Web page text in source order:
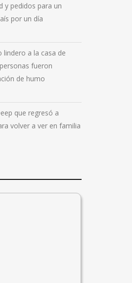
y pedidos para un
por un día
lindero a la casa de
fueron
de humo
que regresó a
volver a ver en familia